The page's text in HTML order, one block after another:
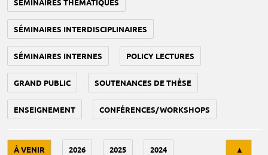
SÉMINAIRES THÉMATIQUES
SÉMINAIRES INTERDISCIPLINAIRES
SÉMINAIRES INTERNES POLICY LECTURES
GRAND PUBLIC SOUTENANCES DE THÈSE
ENSEIGNEMENT CONFÉRENCES/WORKSHOPS
À VENIR 2026 2025 2024 ▲